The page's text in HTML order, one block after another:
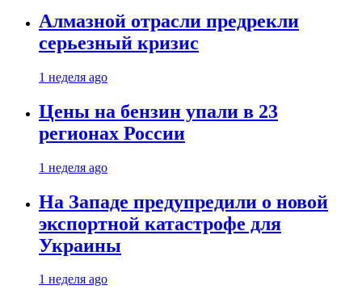
Алмазной отрасли предрекли
серьезный кризис
1 неделя ago
Цены на бензин упали в 23
регионах России
1 неделя ago
На Западе предупредили о новой
экспортной катастрофе для
Украины
1 неделя ago